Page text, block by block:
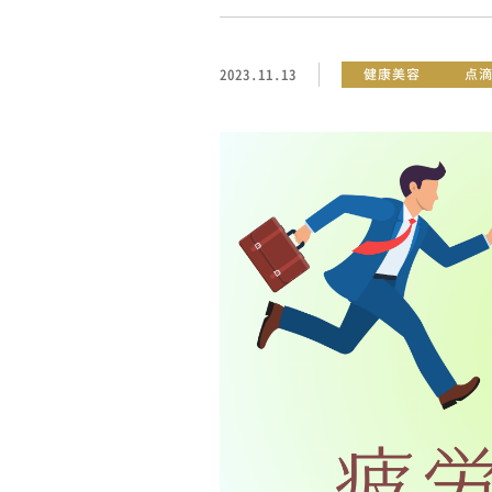
2023.11.13 健康美容 点